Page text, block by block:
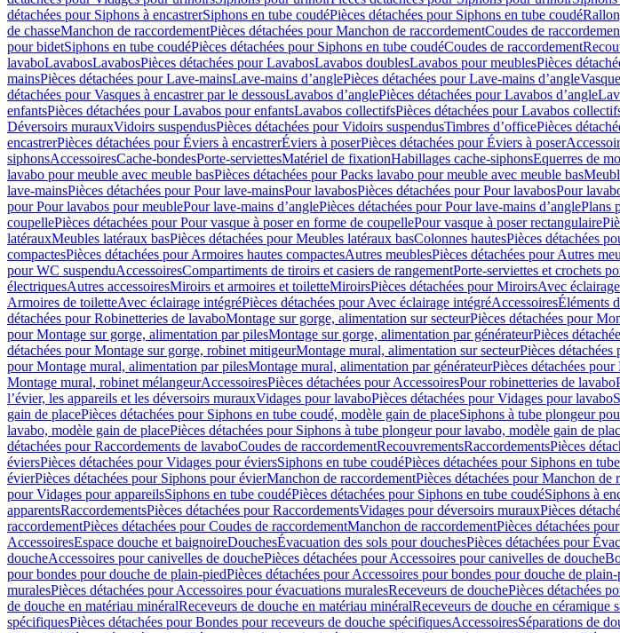
détachées pour Siphons à encastrerSiphons en tube coudéPièces détachées pour Siphons en tube coudé
de chasseManchon de raccordementPièces détachées pour Manchon de raccordementCoudes de
pour bidetSiphons en tube coudéPièces détachées pour Siphons en tube coudéCoudes de raccordement
lavaboLavabosLavabosPièces détachées pour LavabosLavabos doublesLavabos pour meublesPièces
mainsPièces détachées pour Lave-mainsLave-mains d’anglePièces détachées pour Lave-mains d’angle
détachées pour Vasques à encastrer par le dessousLavabos d’anglePièces détachées pour Lavabos d’angle
enfantsPièces détachées pour Lavabos pour enfantsLavabos collectifsPièces détachées pour Lavabos
Déversoirs murauxVidoirs suspendusPièces détachées pour Vidoirs suspendusTimbres dʼofficePièces
encastrerPièces détachées pour Éviers à encastrerÉviers à poserPièces détachées pour Éviers à poser
siphonsAccessoiresCache-bondesPorte-serviettesMatériel de fixationHabillages cache-siphonsEquerres de
lavabo pour meuble avec meuble basPièces détachées pour Packs lavabo pour meuble avec meuble bas
lave-mainsPièces détachées pour Pour lave-mainsPour lavabosPièces détachées pour Pour lavabosPour
pour Pour lavabos pour meublePour lave-mains d’anglePièces détachées pour Pour lave-mains d’anglePlans
coupellePièces détachées pour Pour vasque à poser en forme de coupellePour vasque à poser rectangulaire
latérauxMeubles latéraux basPièces détachées pour Meubles latéraux basColonnes hautesPièces détachées
compactesPièces détachées pour Armoires hautes compactesAutres meublesPièces détachées pour Autres
pour WC suspenduAccessoiresCompartiments de tiroirs et casiers de rangementPorte-serviettes et crochets
électriquesAutres accessoiresMiroirs et armoires et toiletteMiroirsPièces détachées pour MiroirsAvec
Armoires de toiletteAvec éclairage intégréPièces détachées pour Avec éclairage intégréAccessoiresÉléments
détachées pour Robinetteries de lavaboMontage sur gorge, alimentation sur secteurPièces détachées pour
pour Montage sur gorge, alimentation par pilesMontage sur gorge, alimentation par générateurPièces
détachées pour Montage sur gorge, robinet mitigeurMontage mural, alimentation sur secteurPièces
pour Montage mural, alimentation par pilesMontage mural, alimentation par générateurPièces détachées
Montage mural, robinet mélangeurAccessoiresPièces détachées pour AccessoiresPour robinetteries de lavabo
l’évier, les appareils et les déversoirs murauxVidages pour lavaboPièces détachées pour Vidages pour lavabo
gain de placePièces détachées pour Siphons en tube coudé, modèle gain de placeSiphons à tube plongeur
lavabo, modèle gain de placePièces détachées pour Siphons à tube plongeur pour lavabo, modèle gain de
détachées pour Raccordements de lavaboCoudes de raccordementRecouvrementsRaccordementsPièces
éviersPièces détachées pour Vidages pour éviersSiphons en tube coudéPièces détachées pour Siphons en
évierPièces détachées pour Siphons pour évierManchon de raccordementPièces détachées pour Manchon de
pour Vidages pour appareilsSiphons en tube coudéPièces détachées pour Siphons en tube coudéSiphons à
apparentsRaccordementsPièces détachées pour RaccordementsVidages pour déversoirs murauxPièces
raccordementPièces détachées pour Coudes de raccordementManchon de raccordementPièces détachées
AccessoiresEspace douche et baignoireDouchesÉvacuation des sols pour douchesPièces détachées pour
doucheAccessoires pour canivelles de douchePièces détachées pour Accessoires pour canivelles de douche
pour bondes pour douche de plain-piedPièces détachées pour Accessoires pour bondes pour douche de plain-
muralesPièces détachées pour Accessoires pour évacuations muralesReceveurs de douchePièces détachées
de douche en matériau minéralReceveurs de douche en matériau minéralReceveurs de douche en céramique
spécifiquesPièces détachées pour Bondes pour receveurs de douche spécifiquesAccessoiresSéparations de